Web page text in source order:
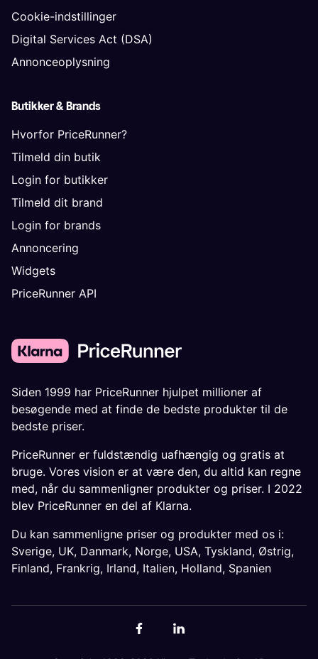
Cookie-indstillinger
Digital Services Act (DSA)
Annonceoplysning
Butikker & Brands
Hvorfor PriceRunner?
Tilmeld din butik
Login for butikker
Tilmeld dit brand
Login for brands
Annoncering
Widgets
PriceRunner API
Siden 1999 har PriceRunner hjulpet millioner af
besøgende med at finde de bedste produkter til de
bedste priser.
PriceRunner er fuldstændig uafhængig og gratis at
bruge. Vores vision er at være den, du altid kan regne
med, når du sammenligner produkter og priser. I 2022
blev PriceRunner en del af Klarna.
Du kan sammenligne priser og produkter med os i:
Sverige, UK, Danmark, Norge, USA, Tyskland, Østrig,
Finland, Frankrig, Irland, Italien, Holland, Spanien